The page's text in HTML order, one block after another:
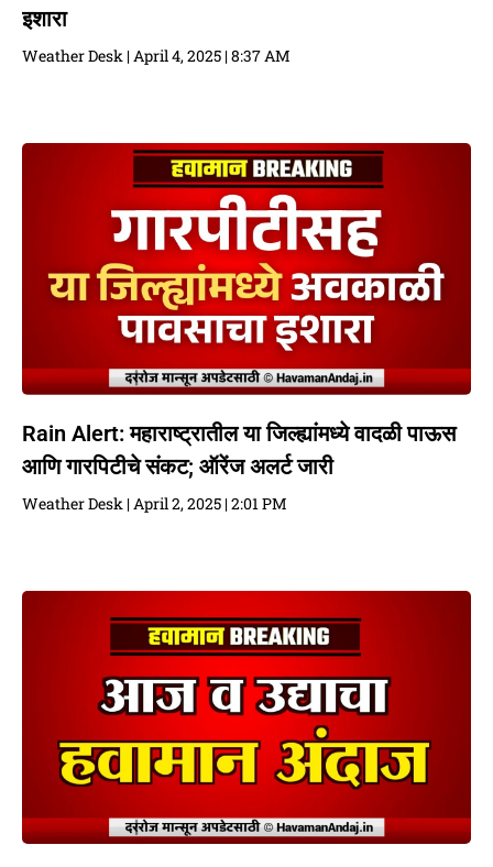
इशारा
Weather Desk April 4, 2025 8:37 AM
Rain Alert: महाराष्ट्रातील या जिल्ह्यांमध्ये वादळी पाऊस
आणि गारपिटीचे संकट; ऑरेंज अलर्ट जारी
Weather Desk April 2, 2025 2:01 PM